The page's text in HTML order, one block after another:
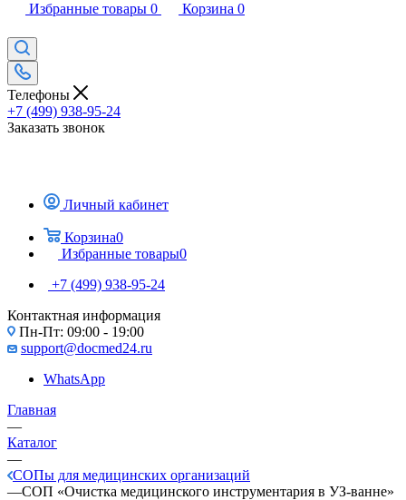
Избранные товары 0 Корзина 0
Телефоны
+7 (499) 938-95-24
Заказать звонок
Личный кабинет
Корзина0
Избранные товары0
+7 (499) 938-95-24
Контактная информация
Пн-Пт: 09:00 - 19:00
support@docmed24.ru
WhatsApp
Главная
—
Каталог
—
СОПы для медицинских организаций
—СОП «Очистка медицинского инструментария в УЗ-ванне»